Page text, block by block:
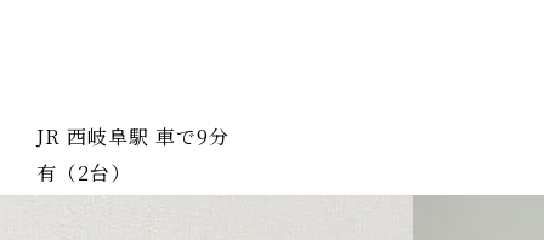
JR 西岐阜駅 車で9分
有（2台）